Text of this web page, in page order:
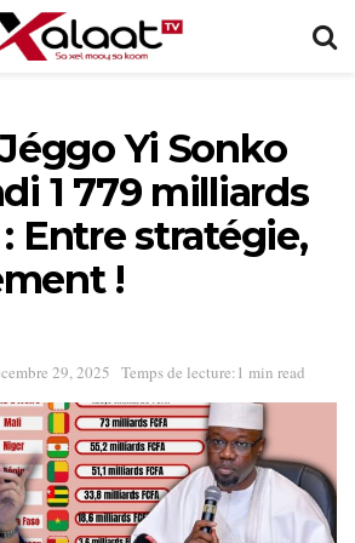
Yi Sonko
1 779 milliards
Entre stratégie,
!
29, 2025 Temps de lecture:1 min read